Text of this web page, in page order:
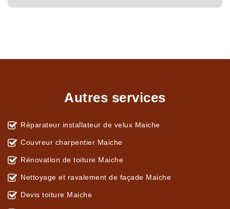
Autres services
Réparateur installateur de velux Maiche
Couvreur charpentier Maiche
Rénovation de toiture Maiche
Nettoyage et ravalement de façade Maiche
Devis toiture Maiche